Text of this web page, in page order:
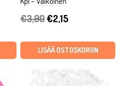
€3,90Alkuperäinen
oli:
€2,15Nykyinen
on:
LISÄÄ OSTOSKORIIN